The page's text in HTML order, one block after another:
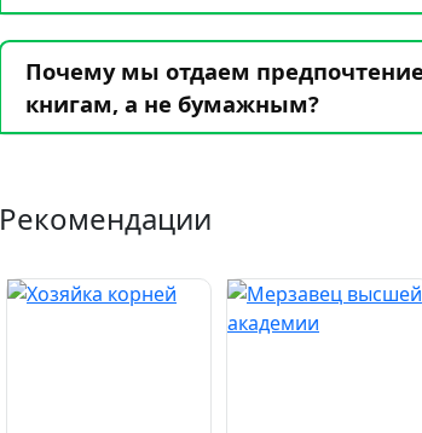
Почему мы отдаем
книгам, а не бумажным?
Рекомендации